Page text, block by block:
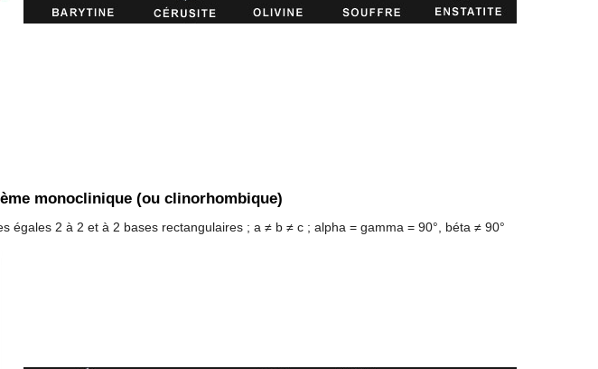
monoclinique (ou clinorhombique)
égales 2 à 2 et à 2 bases rectangulaires ; a ≠ b ≠ c ; alpha = gamma = 90°, béta ≠ 90°